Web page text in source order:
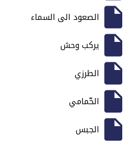
الصعود الى السماء
يركب وحش
الطرزي
الحّمامي
الجبس